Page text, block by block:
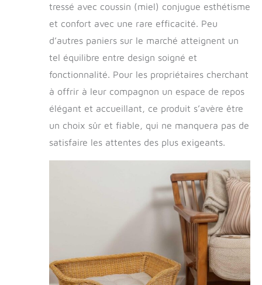
tressé avec coussin (miel) conjugue esthétisme
et confort avec une rare efficacité. Peu
d’autres paniers sur le marché atteignent un
tel équilibre entre design soigné et
fonctionnalité. Pour les propriétaires cherchant
à offrir à leur compagnon un espace de repos
élégant et accueillant, ce produit s’avère être
un choix sûr et fiable, qui ne manquera pas de
satisfaire les attentes des plus exigeants.